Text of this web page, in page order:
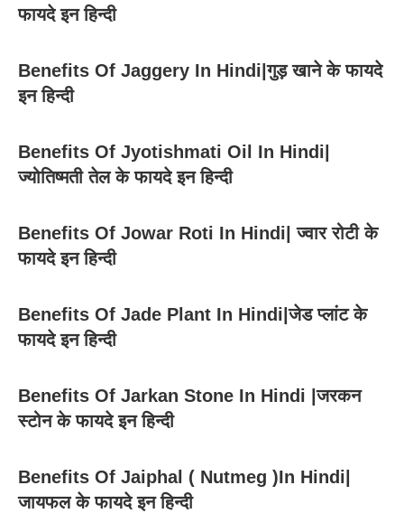
फायदे इन हिन्दी
Benefits Of Jaggery In Hindi|गुड़ खाने के फायदे
इन हिन्दी
Benefits Of Jyotishmati Oil In Hindi|
ज्योतिष्मती तेल के फायदे इन हिन्दी
Benefits Of Jowar Roti In Hindi| ज्वार रोटी के
फायदे इन हिन्दी
Benefits Of Jade Plant In Hindi|जेड प्लांट के
फायदे इन हिन्दी
Benefits Of Jarkan Stone In Hindi |जरकन
स्टोन के फायदे इन हिन्दी
Benefits Of Jaiphal ( Nutmeg )In Hindi|
जायफल के फायदे इन हिन्दी